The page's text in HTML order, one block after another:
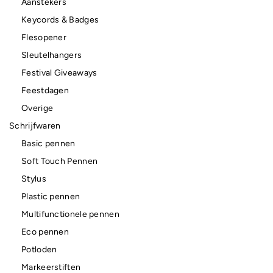
Keycords & Badges
Flesopener
Sleutelhangers
Festival Giveaways
Feestdagen
Overige
Schrijfwaren
Basic pennen
Soft Touch Pennen
Stylus
Plastic pennen
Multifunctionele pennen
Eco pennen
Potloden
Markeerstiften